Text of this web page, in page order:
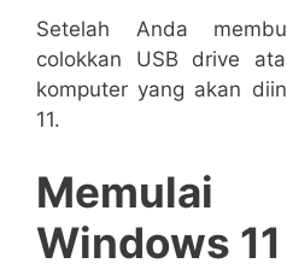
Setelah Anda
colokkan USB drive
komputer yang akan
11.
Memulai
Windows 11